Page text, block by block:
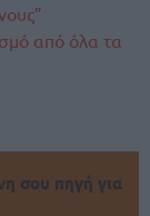
από όλα τα
σου πηγή για